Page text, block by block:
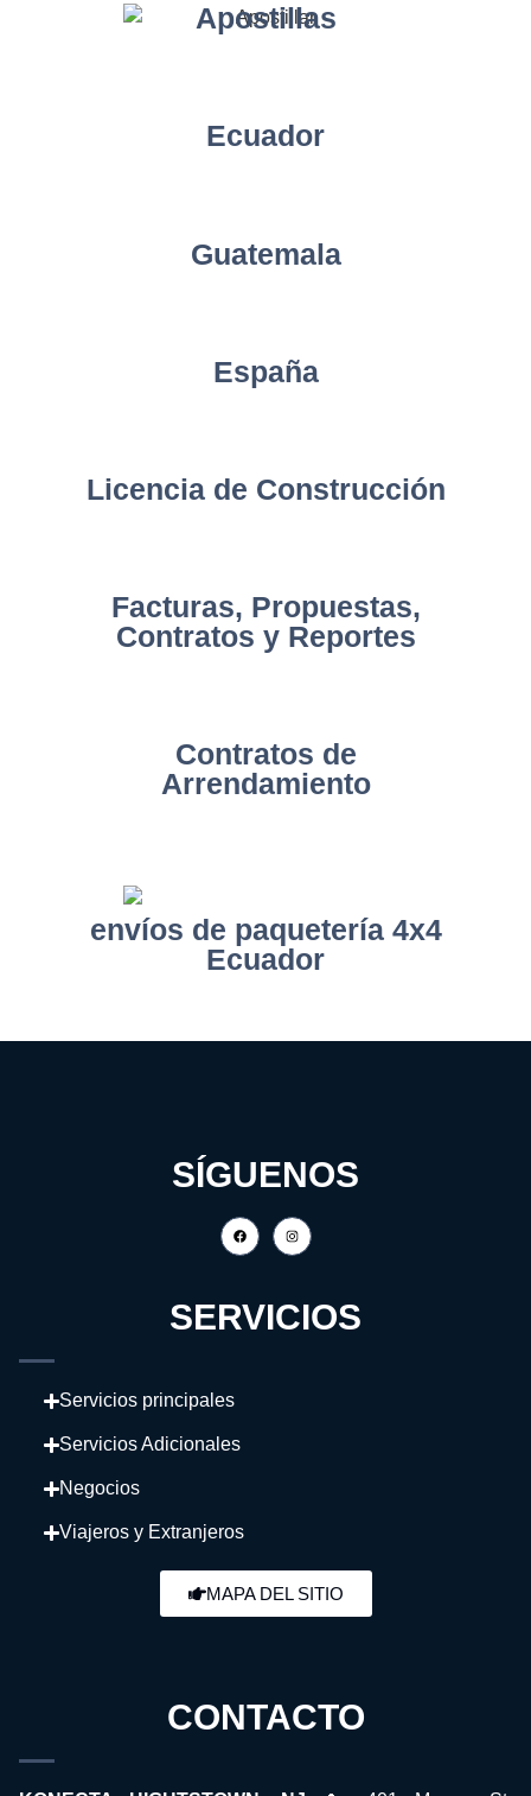
Apostillas
Ecuador
Guatemala
España
Licencia de Construcción
Facturas, Propuestas,
Contratos y Reportes
Contratos de
Arrendamiento
envíos de paquetería 4x4
Ecuador
SÍGUENOS
SERVICIOS
Servicios principales
Servicios Adicionales
Negocios
Viajeros y Extranjeros
MAPA DEL SITIO
CONTACTO